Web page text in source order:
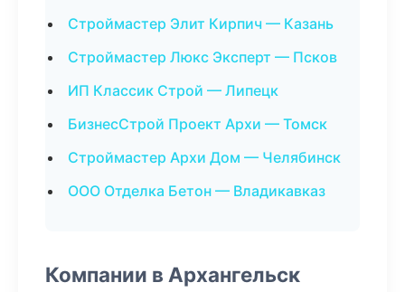
Строймастер Элит Кирпич — Казань
Строймастер Люкс Эксперт — Псков
ИП Классик Строй — Липецк
БизнесСтрой Проект Архи — Томск
Строймастер Архи Дом — Челябинск
ООО Отделка Бетон — Владикавказ
Компании в Архангельск